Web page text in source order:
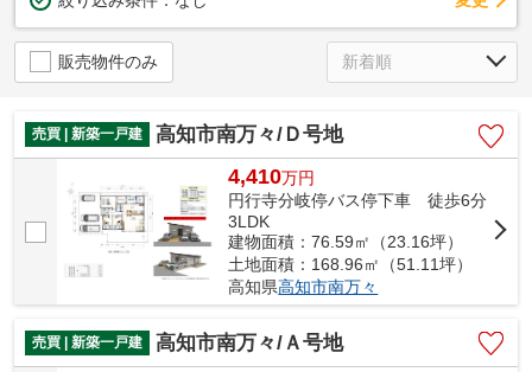
販売物件のみ
売買 | 新築一戸建 高知市南万々/Ｄ号地
4,410万円
円行寺分岐停バス停下車 徒歩6分
3LDK
建物面積：76.59㎡（23.16坪）
土地面積：168.96㎡（51.11坪）
高知県高知市南万々
売買 | 新築一戸建 高知市南万々/Ａ号地